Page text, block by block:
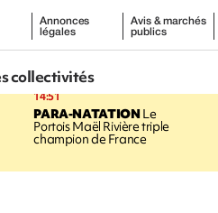
Annonces
légales
Avis & marchés
publics
collectivités
14:51
PARA-NATATIONLe
Portois Maël Rivière triple
champion de France